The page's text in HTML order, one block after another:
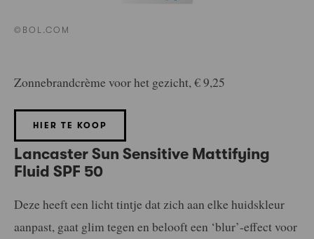
©BOL.COM
Zonnebrandcrème voor het gezicht, € 9,25
HIER TE KOOP
Lancaster Sun Sensitive Mattifying
Fluid SPF 50
Deze heeft een licht tintje dat zich aan elke huidskleur
aanpast, gaat glim tegen en belooft een ‘blur’-effect voor